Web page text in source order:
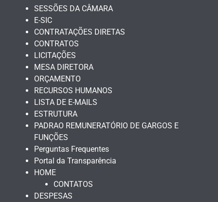
SESSÕES DA CÂMARA
E-SIC
CONTRATAÇÕES DIRETAS
CONTRATOS
LICITAÇÕES
MESA DIRETORA
ORÇAMENTO
RECURSOS HUMANOS
LISTA DE E-MAILS
ESTRUTURA
PADRAO REMUNERATÓRIO DE GARGOS E
FUNÇÕES
Perguntas Frequentes
Portal da Transparência
HOME
CONTATOS
DESPESAS